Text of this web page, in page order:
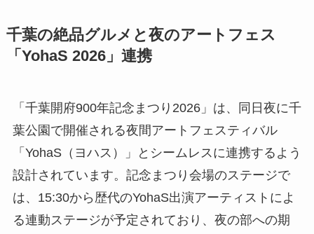
千葉の絶品グルメと夜のアートフェス
「YohaS 2026」連携
「千葉開府900年記念まつり2026」は、同日夜に千
葉公園で開催される夜間アートフェスティバル
「YohaS（ヨハス）」とシームレスに連携するよう
設計されています。記念まつり会場のステージで
は、15:30から歴代のYohaS出演アーティストによ
る連動ステージが予定されており、夜の部への期